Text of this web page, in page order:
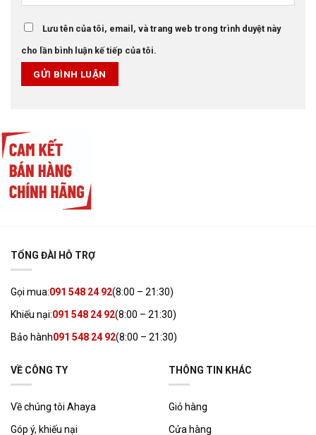
Lưu tên của tôi, email, và trang web trong trình duyệt này
cho lần bình luận kế tiếp của tôi.
TỔNG ĐÀI HỖ TRỢ
Gọi mua:091 548 24 92(8:00 – 21:30)
Khiếu nại:091 548 24 92(8:00 – 21:30)
Bảo hành091 548 24 92(8:00 – 21:30)
VỀ CÔNG TY
Về chúng tôi Ahaya
Góp ý, khiếu nại
THÔNG TIN KHÁC
Giỏ hàng
Cửa hàng